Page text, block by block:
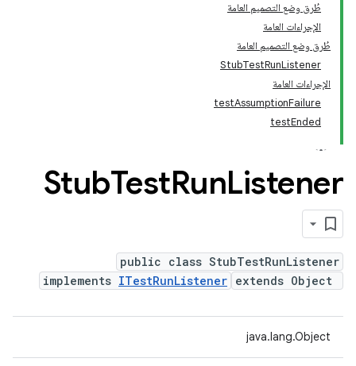
طُرق وضع التصميم العامة
الإجراءات العامة
طُرق وضع التصميم العامة
StubTestRunListener
الإجراءات العامة
testAssumptionFailure
testEnded
StubTestRunListener
public class StubTestRunListener
extends Object
implements ITestRunListener
java.lang.Object